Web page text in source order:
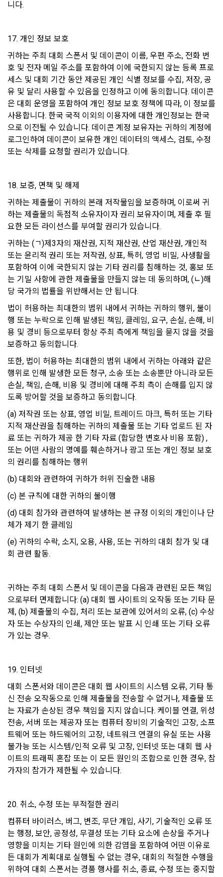
권한을 박탈당할 수 있다.
는 안된다.
4. “회원”은 본인의 아이디 외에 타인의 아이디를 사용해서는 안
된다. 타인에게 본인의 아이디를 양도할 수 없으며, 타인의 아이
디를 양수할 수 없다.
5. “회원”은 자신의 아이디나 비밀번호를 다른 사람에게 공유하
지 않고 “회원”의 아이디와 비밀번호의 보안을 보호해야한다. 자
신의 아이디와 관련된 모든 활동에 대한 법적 사회적 책임은 “회
원”에게 있다.
드를 무단으로 도용하는 등의 지식재산권 관련 분쟁이 발생한
경우, “회원”은 이에 대해 전적으로 책임을 지는 동시에 그 범위
내에서 “회사”를 면책한다.
7. "회원"은 서비스를 이용하여 얻은 정보를 "회사"의 사전동의
없이 복사, 복제, 번역, 출판, 방송 등의 방법으로 사용하거나 이
를 타인에게 제공할 수 없다.
8. "회원"은 본 서비스를 건전한 대회 참여, 학습의 목적, “기업회
원”의 채용 의뢰에 대한 지원 이외의 목적으로 사용해서는 안 되
며 이용 중 다음 각 호의 행위를 해서는 안 된다.
가. “회사”의 사전동의 없이 상업적인 용도로 서비스를 사용하는
나. 타인의 지식재산권 등의 권리를 침해하는 행위
다. 해킹행위 또는 바이러스의 유포 행위, 타인의 의사에 반하여
광고성 정보 등 일정한 내용을 계속 적으로 전송하는 행위
라. 서비스의 안정적인 운영에 지장을 주거나 줄 우려가 있다고
판단되는 행위
마. 사이트의 정보 및 서비스를 이용한 영리행위
바. 그 밖에 선량한 풍속, 기타 사회질서를 해하거나 관계법령에
위반하는 행위
9. 회원탈퇴 이후에도 약관 및 법적 책임은 유효할 수 있다.
제 22 조 (이용 자격의 제한 및 정지)
우 사전 통지 없이 이용 계약을 해지하거나 또는 기간을 정하여
서비스 이용을 제한할 수 있다.
가. “회사”가 제공하는 자원을 사용하여 공공질서, 사회적 통념
에 반하는 행위를 한 경우
목적으로 서비스 이용을 계획 또는 실행한 경우
다. “회사”가 제공하는 자원을 이용하여 범죄적 행위에 관련된
라. 타인의 명예를 손상시키거나 불이익을 주는 행위를 한 경우
마. “회사”에서 요구하는 개인정보에 대해 허위임이 판명된 경우
제 23 조 (게시물)
가. 다른 “회원” 또는 제3자의 명예를 손상시키는 내용인 경우
나. 국가의 안전을 위태롭게 하는 내용인 경우
다. 공공의 안녕질서 및 미풍양속을 해치는 내용인 경우
라. 국가의 경제질서를 파괴하거나 경제발전에 위해가 되는 내
용인 경우
마. 범죄행위 및 기타 법률에서 금지하는 내용인 경우
바. 광고성 게시물을 무단 게재한 경우
1. 각 대회에는 주최사 및 "회사”가 설정한 별도의 대회 규칙이
적용된다.
2. 대회 규칙, 평가 기준, 수상 대상, 수상 내용은 “회사”에 의해
사전 게시돼야 한다.
3. 주최사는 대회 운영을 위한 데이터를 “회사”에 제공하고, “회
사”는 이를 가공한 데이터 세트를 게시한다. 다만 “회사”는 “호스
보안기술 습득 및 개인정보보호 의무에 관해 정기적인 교육을
4) 개인 아이디와 비밀번호 관리
"회사"는 이용자의 개인정보를 보호하기 위하여 최선의 노력을
다하고 있습니다. 단, 이용자의 개인적인 부주의로 이메일(또는
페이스북 등 외부 서비스와의 연동을 통해 이용자가 설정한 계
정 정보), 비밀번호 등 개인정보가 유출되어 발생한 문제와 기본
적인 인터넷의 위험성 때문에 일어나는 일들에 대해 책임을 지
지 않습니다.
10. 링크
우 타 사이트의 페이지와 연결되어 있으며 이는 광고주와의 계
입니다. "사이트"가 포함하고 있는 링크를 클릭하여 타 사이트의
페이지로 옮겨갈 경우 해당 사이트의 개인정보취급방침은 “사
이트”와 무관하므로 새로 방문한 사이트의 정책을 검토해 보시
11. 아동의 개인정보 보호
"회사"는 ‘인재풀 등록’ 시, 만14세 미만의 아동은 구직활동을 할
수 없다고 판단하여 만14세 미만 아동의 ‘인재풀 등록’을 받지
않습니다.
12. 이용자의 권리와 그 행사방법
이용자는 언제든지 ‘데이콘 홈 > 프로필’에서 자신의 개인정보를
조회하거나 수정할 수 있습니다.
이용자는 언제든지 ‘회원탈퇴’ 등을 통해 개인정보의 수집 및 이
용 동의를 철회할 수 있습니다.
만 14세 미만 아동의 경우, 법정대리인이 아동의 개인정보를 조
회하거나 수정할 권리, 수집 및 이용 동의를 철회할 권리를 가집
니다.
이용자 및 법정대리인은 언제든지 등록되어 있는 자신 혹은 당
해 미성년자의 정보를 열람, 공개 및 비공개 처리, 수정, 삭제할
해지(동의철회)를 '내계정관리'를 통해 처리가 가능하며, 개인정
보 처리부서에 이메일로 연락하시는 경우에는 본인 확인 절차를
거친 후 조치하겠습니다.
습니다. 또한 잘못된 개인정보를 제3자에게 이미 제공한 경우에
는 정정 처리결과를 제3자에게 지체 없이 통지하여 정정이 이루
어지도록 하겠습니다.
외의 용도로 열람 또는 이용할 수 없도록 처리하고 있습니다.
13. 개인정보 처리 부서 및 민원서비스
"회사"는 이용자의 개인정보를 보호하고 개인정보와 관련한 고
충처리를 위하여 아래와 같이 개인정보 처리 부서 및 연락처를
지정하고 있습니다.
-개인정보 처리부서 : 데이콘 지원팀 dacon@dacon.io
의하실 수 있습니다.
-개인정보침해신고센터: http://privacy.kisa.or.kr/ 국번없이
118
-대검찰청 사이버수사과: http://www.spo.go.kr/ 국번없이
1301
-경찰청 사이버안전국:  http://www.police.go.kr/ 국번없이 182
니다.
17. 개인 정보 보호
귀하는 주최 대회 스폰서 및 데이콘이 이름, 우편 주소, 전화 번
호 및 전자 메일 주소를 포함하여 이에 국한되지 않는 등록 프로
세스 및 대회 기간 동안 제공된 개인 식별 정보를 수집, 저장, 공
유 및 달리 사용할 수 있음을 인정하고 이에 동의합니다. 데이콘
은 대회 운영을 포함하여 개인 정보 보호 정책에 따라, 이 정보를
사용합니다. 한국 국적 이외의 이용자에 대한 개인정보는 한국
으로 이전될 수 있습니다. 데이콘 계정 보유자는 귀하의 계정에
로그인하여 데이콘이 보유한 개인 데이터의 액세스, 검토, 수정
또는 삭제를 요청할 권리가 있습니다.
18. 보증, 면책 및 해제
귀하는 제출물이 귀하의 본래 저작물임을 보증하며, 이로써 귀
하는 제출물의 독점적 소유자이자 권리 보유자이며, 제출 후 필
요한 모든 라이선스를 부여할 권리가 있습니다.
귀하는 (ㄱ)제3자의 재산권, 지적 재산권, 산업 재산권, 개인적
또는 윤리적 권리 또는 저작권, 상표, 특허, 영업 비밀, 사생활을
포함하여 이에 국한되지 않는 기타 권리를 침해하는 것, 홍보 또
는 기밀 사항에 관한 제출물을 만들지 않는 데 동의하며, (ㄴ)해
당 국가의 법률을 위반해서는 안 됩니다.
법이 허용하는 최대한의 범위 내에서 귀하는 귀하의 행위, 불이
행 또는 누락으로 인해 발생된 책임, 클레임, 요구, 손실, 손해, 비
용 및 경비 등으로부터 항상 주최 측에게 책임을 묻지 않을 것을
보증하고 동의합니다.
또한, 법이 허용하는 최대한의 범위 내에서 귀하는 아래와 같은
행위로 인해 발생한 모든 청구, 소송 또는 소송뿐만 아니라 모든
손실, 책임, 손해, 비용 및 경비에 대해 주최 측이 손해를 입지 않
도록 방어할 것을 보증하고 동의합니다.
(a) 저작권 또는 상표, 영업 비밀, 트레이드 마크, 특허 또는 기타
지적 재산권을 침해하는 귀하의 제출물 또는 기타 업로드 된 자
료 또는 귀하가 제공 한 기타 자료 (합당한 변호사 비용 포함) ,
또는 어떤 사람의 명예를 훼손하거나 광고 또는 개인 정보 보호
의 권리를 침해하는 행위
(b) 대회와 관련하여 귀하가 허위 진술한 내용
(c) 본 규칙에 대한 귀하의 불이행
(d) 대회 참가와 관련하여 발생하는 본 규정 이외의 개인이나 단
체가 제기 한 클레임
(e) 귀하의 수락, 소지, 오용, 사용, 또는 귀하의 대회 참가 및 대
회 관련 활동.
귀하는 주최 대회 스폰서 및 데이콘을 다음과 관련된 모든 책임
으로부터 면제합니다: (a) 대회 웹 사이트의 오작동 또는 기타 문
제, (b) 제출물의 수집, 처리 또는 보관에 있어서의 오류, (c) 수상
자 또는 수상자의 인쇄, 제안 또는 발표 시 인쇄 또는 기타 오류
가 있는 경우.
19. 인터넷
대회 스폰서와 데이콘은 대회 웹 사이트의 시스템 오류, 기타 통
신 전송 오작동으로 인해 제출물을 전송할 수 없거나, 제출물 또
는 자료가 손상된 경우 책임을 지지 않습니다. 케이블 연결, 위성
전송, 서버 또는 제공자 또는 컴퓨터 장비의 기술적인 고장, 소프
트웨어 또는 하드웨어의 고장, 네트워크 연결의 유실 또는 사용
불가능 또는 시스템/인적 오류 및 고장, 인터넷 또는 대회 웹 사
이트의 트래픽 혼잡 또는 이 모든 원인의 조합으로 인한 경우, 참
가자의 참가가 제한될 수 있습니다.
20. 취소, 수정 또는 부적절한 권리
컴퓨터 바이러스, 버그, 변조, 무단 개입, 사기, 기술적인 오류 또
는 행정, 보안, 공정성, 무결성 또는 기타 요소에 손상을 주거나
영향을 미치는 기타 원인에 의한 감염을 포함하여 어떤 이유로
든 대회가 계획대로 실행될 수 없는 경우, 대회의 적절한 수행을
위하여 대회 스폰서는 경품 행사를 취소, 종료, 수정 또는 중지할